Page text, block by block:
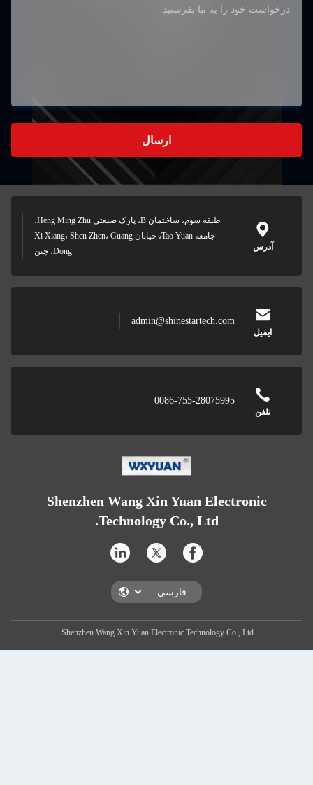
طبقه سوم، ساختمان B، پارک صنعتی Heng Ming Zhu،
جامعه Tao Yuan، خیابان Xi Xiang، Shen Zhen، Guang
admin@shinestartech.com
0086-755-28075995
Shenzhen Wang Xin Yuan
Technology Co., Ltd.
Shenzhen Wang Xin Yuan Electronic Technology Co.,